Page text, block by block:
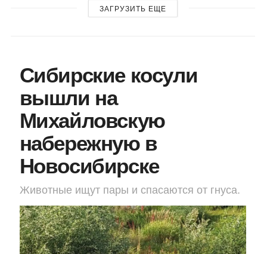
ЗАГРУЗИТЬ ЕЩЕ
Сибирские косули
вышли на
Михайловскую
набережную в
Новосибирске
Животные ищут пары и спасаются от гнуса.